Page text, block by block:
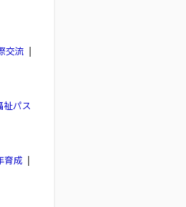
交流 |
祉パス
育成 |